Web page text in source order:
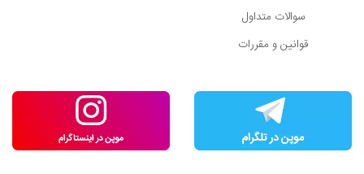
سوالات متداول
قوانین و مقررات